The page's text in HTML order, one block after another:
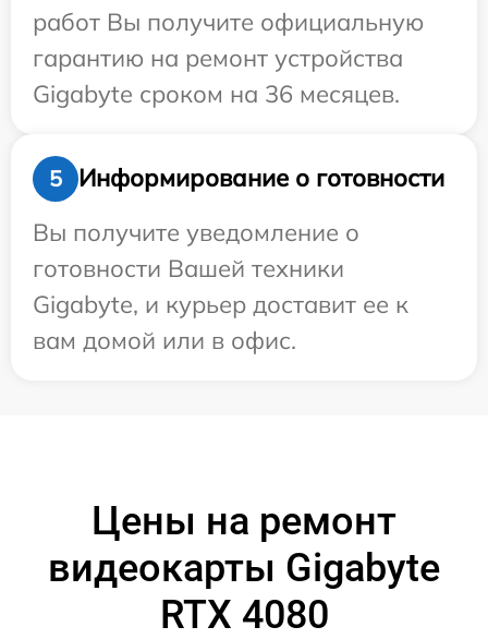
работ Вы получите официальную
гарантию на ремонт устройства
Gigabyte сроком на 36 месяцев.
5
Информирование о готовности
Вы получите уведомление о
готовности Вашей техники
Gigabyte, и курьер доставит ее к
вам домой или в офис.
Цены на ремонт
видеокарты Gigabyte
RTX 4080